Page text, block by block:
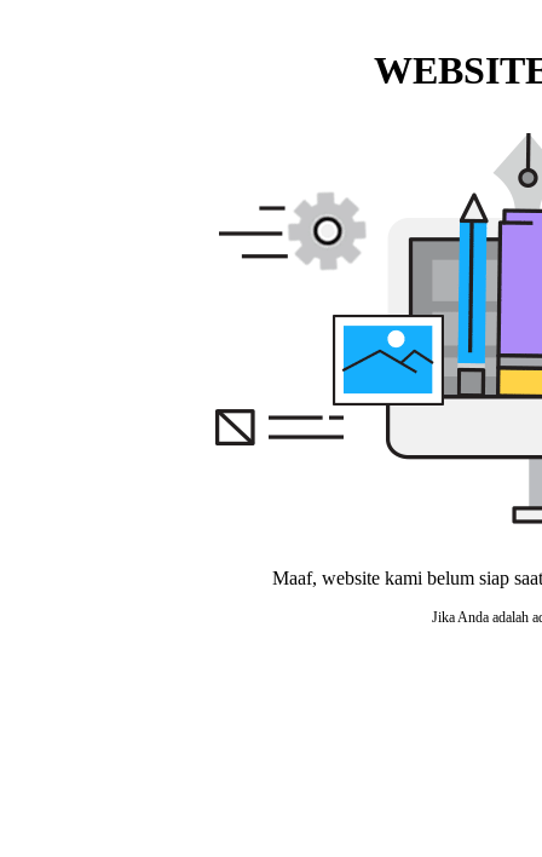
Maaf, website kami belum siap
Jika Anda adalah